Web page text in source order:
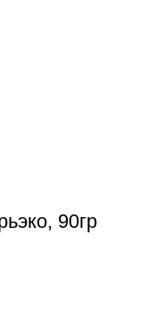
90гр